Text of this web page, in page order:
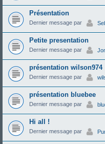
Présentation
Dernier message par
Petite presentation
Dernier message par
présentation wilson974
Dernier message par
présentation bluebee
Dernier message par
Hi all !
Dernier message par